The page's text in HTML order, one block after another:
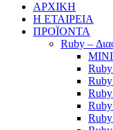
ΑΡΧΙΚΗ
Η ΕΤΑΙΡΕΙΑ
ΠΡΟΪΟΝΤΑ
Ruby –